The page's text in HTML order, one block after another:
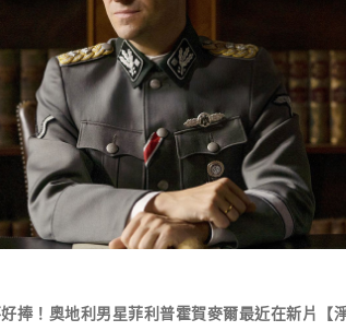
捧！奧地利男星菲利普霍賀麥爾最近在新片【